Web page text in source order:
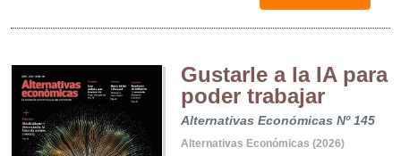
Gustarle a la IA para
poder trabajar
Alternativas Económicas Nº 145
Alternativas Económicas (2026)